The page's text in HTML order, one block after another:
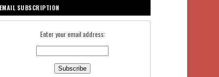
EMAIL SUBSCRIPTION
Enter your email address: